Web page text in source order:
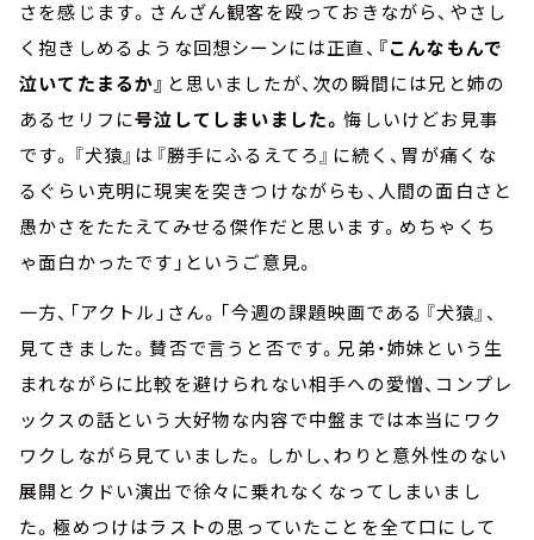
さを感じます。さんざん観客を殴っておきながら、やさし
く抱きしめるような回想シーンには正直、 『こんなもんで
泣いてたまるか』 と思いましたが、次の瞬間には兄と姉の
あるセリフに号泣してしまいました。悔しいけどお見事
です。『犬猿』は『勝手にふるえてろ』に続く、胃が痛くな
るぐらい克明に現実を突きつけながらも、人間の面白さと
愚かさをたたえてみせる傑作だと思います。めちゃくち
ゃ面白かったです」というご意見。
一方、「アクトル」さん。「今週の課題映画である『犬猿』、
見てきました。賛否で言うと否です。兄弟・姉妹という生
まれながらに比較を避けられない相手への愛憎、コンプレ
ックスの話という大好物な内容で中盤までは本当にワク
ワクしながら見ていました。しかし、わりと意外性のない
展開とクドい演出で徐々に乗れなくなってしまいまし
た。極めつけはラストの思っていたことを全て口にして